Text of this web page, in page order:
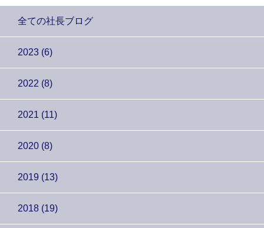
全ての社長ブログ
2023 (6)
2022 (8)
2021 (11)
2020 (8)
2019 (13)
2018 (19)